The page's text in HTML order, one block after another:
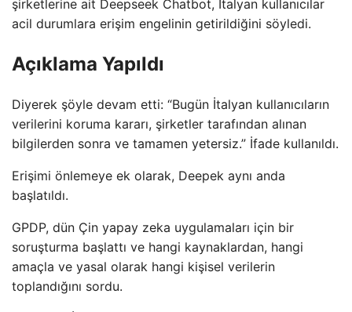
şirketlerine ait Deepseek Chatbot, İtalyan kullanıcılar
acil durumlara erişim engelinin getirildiğini söyledi.
Açıklama Yapıldı
Diyerek şöyle devam etti: “Bugün İtalyan kullanıcıların
verilerini koruma kararı, şirketler tarafından alınan
bilgilerden sonra ve tamamen yetersiz.” İfade kullanıldı.
Erişimi önlemeye ek olarak, Deepek aynı anda
başlatıldı.
GPDP, dün Çin yapay zeka uygulamaları için bir
soruşturma başlattı ve hangi kaynaklardan, hangi
amaçla ve yasal olarak hangi kişisel verilerin
toplandığını sordu.